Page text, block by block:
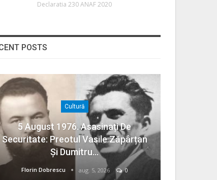
Declaratia 230 ANAF 2020
POSTS
Cultură
5 August 1976. Asasinați De
Securitate: Preotul Vasile Zăpârțan
Și Dumitru…
Florin Dobrescu aug. 5, 2026 0